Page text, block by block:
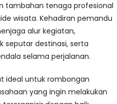
tambahan tenaga profesional
wisata. Kehadiran pemandu
alur kegiatan,
seputar destinasi, serta
selama perjalanan.
ideal untuk rombongan
yang ingin melakukan